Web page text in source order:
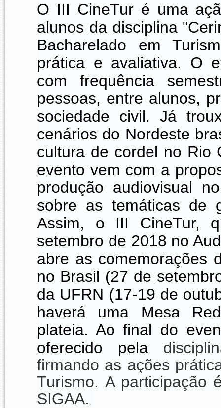
O III CineTur é uma
alunos da disciplina
Bacharelado em
prática e avaliativa. O
com frequência
pessoas, entre alunos,
sociedade civil. Já
cenários do Nordeste
cultura de cordel no Rio
evento vem com a
produção audiovisual
sobre as temáticas de
Assim, o III CineTur,
setembro de 2018 no
abre as comemorações
no Brasil (27 de
da UFRN (17-19 de
haverá uma Mesa
plateia. Ao final do
oferecido pela
firmando as ações
Turismo. A participação
SIGAA.